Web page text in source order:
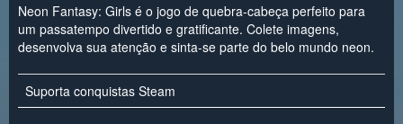
Neon Fantasy: Girls é o jogo de quebra-cabeça perfeito para
um passatempo divertido e gratificante. Colete imagens,
desenvolva sua atenção e sinta-se parte do belo mundo neon.
Suporta conquistas Steam